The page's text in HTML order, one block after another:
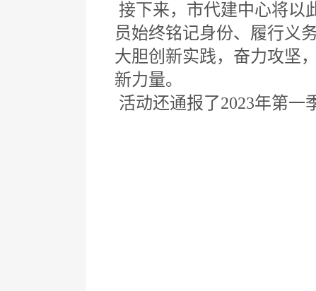
接下来，市代建中心将以
员始终铭记身份、履行义
大胆创新实践，奋力攻坚
新力量。
活动还通报了2023年第一